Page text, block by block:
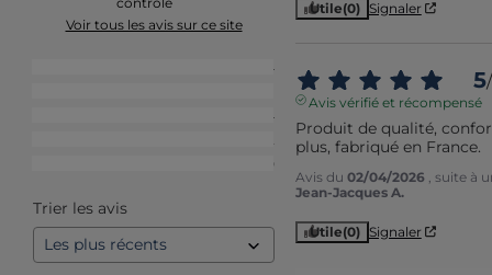
Voir tous les avis sur ce site
34
4
2
0
Trier les avis
Utile(0) Signaler
5/
Avis vérifié et récompensé
Produit de qualité,
plus, fabriqué en France.
Avis du 02/04/2026
, suite à
Jean-Jacques A.
Utile(0) Signaler